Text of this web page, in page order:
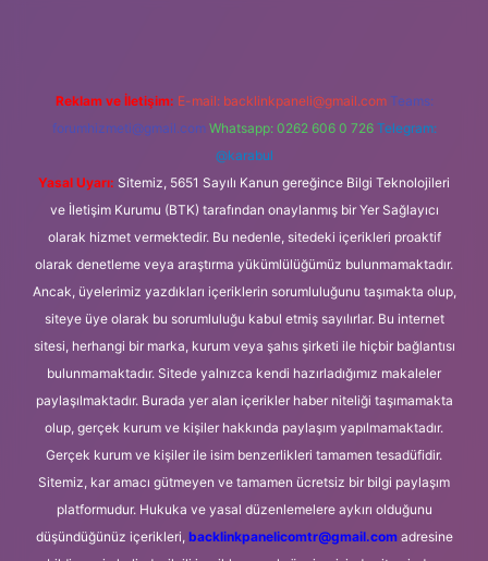
Reklam ve İletişim: E-mail: backlinkpaneli@gmail.com Teams:
forumhizmeti@gmail.com Whatsapp: 0262 606 0 726 Telegram:
@karabul
Yasal Uyarı: Sitemiz, 5651 Sayılı Kanun gereğince Bilgi Teknolojileri
ve İletişim Kurumu (BTK) tarafından onaylanmış bir Yer Sağlayıcı
olarak hizmet vermektedir. Bu nedenle, sitedeki içerikleri proaktif
olarak denetleme veya araştırma yükümlülüğümüz bulunmamaktadır.
Ancak, üyelerimiz yazdıkları içeriklerin sorumluluğunu taşımakta olup,
siteye üye olarak bu sorumluluğu kabul etmiş sayılırlar. Bu internet
sitesi, herhangi bir marka, kurum veya şahıs şirketi ile hiçbir bağlantısı
bulunmamaktadır. Sitede yalnızca kendi hazırladığımız makaleler
paylaşılmaktadır. Burada yer alan içerikler haber niteliği taşımamakta
olup, gerçek kurum ve kişiler hakkında paylaşım yapılmamaktadır.
Gerçek kurum ve kişiler ile isim benzerlikleri tamamen tesadüfidir.
Sitemiz, kar amacı gütmeyen ve tamamen ücretsiz bir bilgi paylaşım
platformudur. Hukuka ve yasal düzenlemelere aykırı olduğunu
düşündüğünüz içerikleri, backlinkpanelicomtr@gmail.comadresine